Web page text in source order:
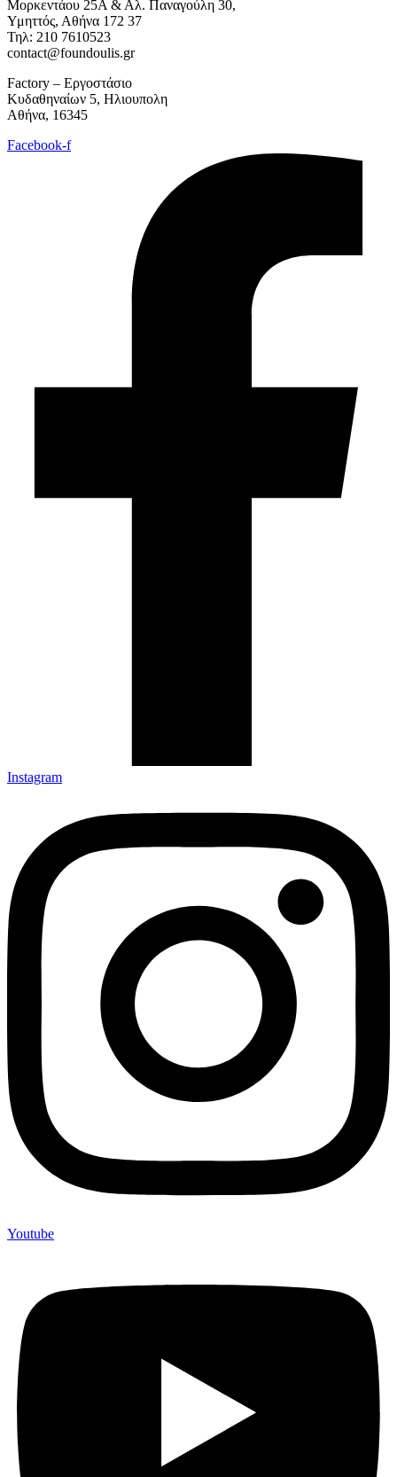
Μορκεντάου 25Α & Αλ. Παναγούλη 30,
Υμηττός, Αθήνα 172 37
Τηλ: 210 7610523
contact@foundoulis.gr
Factory – Εργοστάσιο
Κυδαθηναίων 5, Ηλιουπολη
Αθήνα, 16345
Facebook-f
Instagram
Youtube